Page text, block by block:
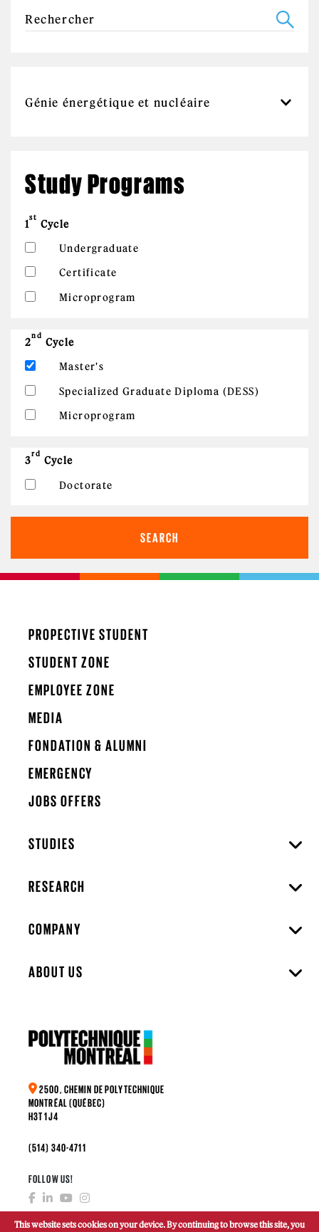
Study Programs
1
st
Cycle
Undergraduate
Certificate
Microprogram
2
nd
Cycle
Master's
Specialized Graduate Diploma (DESS)
Microprogram
3
rd
Cycle
Doctorate
PROPECTIVE STUDENT
STUDENT ZONE
EMPLOYEE ZONE
MEDIA
FONDATION & ALUMNI
EMERGENCY
JOBS OFFERS
STUDIES
RESEARCH
COMPANY
ABOUT US
2500, CHEMIN DE POLYTECHNIQUE
MONTRÉAL (QUÉBEC)
H3T 1J4
(514) 340-4711
FOLLOW US!
This website sets cookies on your device. By continuing to browse this site, you